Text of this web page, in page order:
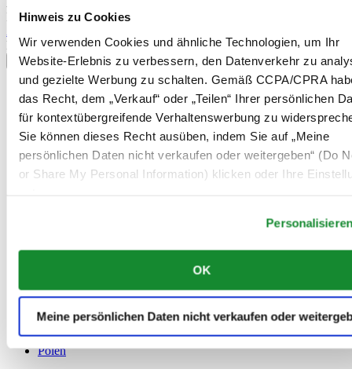
Hinweis zu Cookies
Wir verwenden Cookies und ähnliche Technologien, um Ihr
Website-Erlebnis zu verbessern, den Datenverkehr zu
und gezielte Werbung zu schalten. Gemäß CCPA/CPRA
das Recht, dem „Verkauf“ oder „Teilen“ Ihrer persönlichen
für kontextübergreifende Verhaltenswerbung zu
Sie können dieses Recht ausüben, indem Sie auf „Meine
persönlichen Daten nicht verkaufen oder weitergeben“ (Do
or Share My Personal Information) klicken oder Ihre
OK
Meine persönlichen Daten nicht verkaufen oder
Information
Land/Region auswählen
Sprachumschalter
Belgien
Dutch
Français
China
English
Dänemark
Irland
Français
Norwegen
Österreich
Polen